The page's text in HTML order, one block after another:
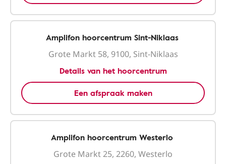
Amplifon hoorcentrum Sint-Niklaas
Grote Markt 58, 9100, Sint-Niklaas
Details van het hoorcentrum
Een afspraak maken
Amplifon hoorcentrum Westerlo
Grote Markt 25, 2260, Westerlo